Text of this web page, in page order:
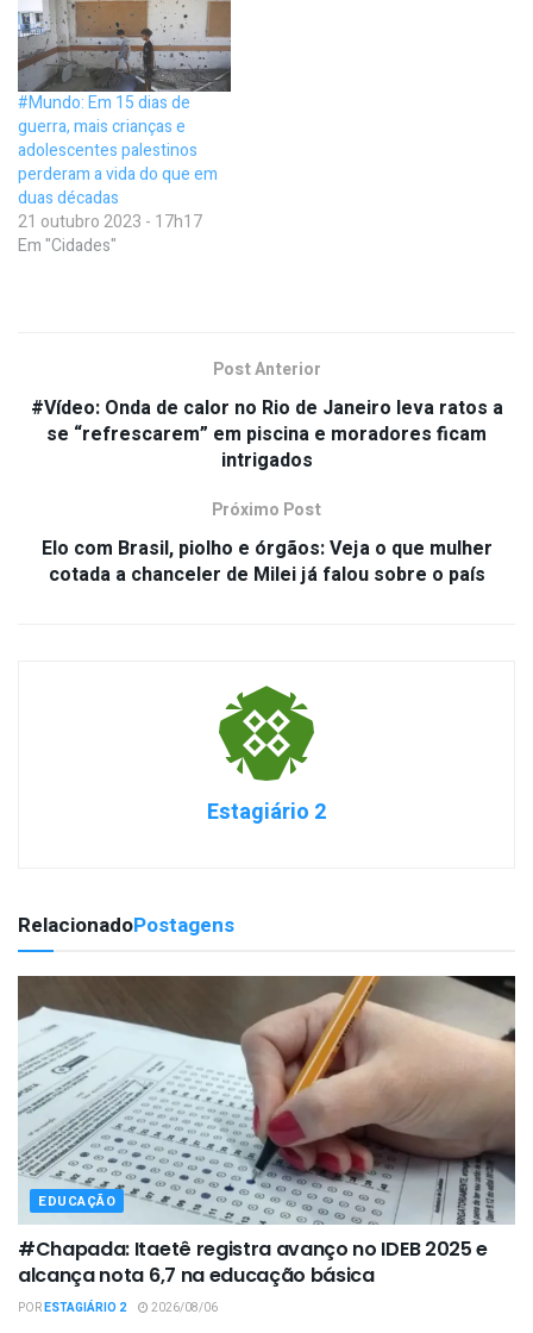
#Mundo: Em 15 dias de
guerra, mais crianças e
adolescentes palestinos
perderam a vida do que em
duas décadas
21 outubro 2023 - 17h17
Em "Cidades"
Post Anterior
#Vídeo: Onda de calor no Rio de Janeiro leva ratos a
se “refrescarem” em piscina e moradores ficam
intrigados
Próximo Post
Elo com Brasil, piolho e órgãos: Veja o que mulher
cotada a chanceler de Milei já falou sobre o país
Estagiário 2
RelacionadoPostagens
EDUCAÇÃO
#Chapada: Itaetê registra avanço no IDEB 2025 e
alcança nota 6,7 na educação básica
PORESTAGIÁRIO 2 2026/08/06